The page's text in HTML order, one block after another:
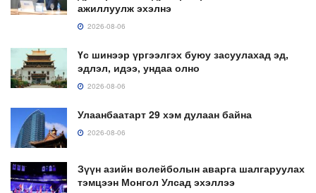
ажиллуулж эхэлнэ
2026-08-06
Үс шинээр үргээлгэх буюу засуулахад эд,
эдлэл, идээ, ундаа олно
2026-08-06
Улаанбаатарт 29 хэм дулаан байна
2026-08-06
Зүүн азийн волейболын аварга шалгаруулах
тэмцээн Монгол Улсад эхэллээ